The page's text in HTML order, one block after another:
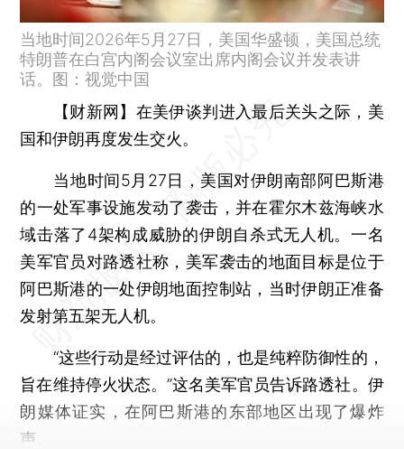
当地时间2026年5月27日，美国华盛顿，美国总统
特朗普在白宫内阁会议室出席内阁会议并发表讲
话。图：视觉中国
【财新网】 在美伊谈判进入最后关头之际，美
国和伊朗再度发生交火。
当地时间5月27日，美国对伊朗南部阿巴斯港
的一处军事设施发动了袭击，并在霍尔木兹海峡水
域击落了4架构成威胁的伊朗自杀式无人机。一名
美军官员对路透社称，美军袭击的地面目标是位于
阿巴斯港的一处伊朗地面控制站，当时伊朗正准备
发射第五架无人机。
“这些行动是经过评估的，也是纯粹防御性的，
旨在维持停火状态。”这名美军官员告诉路透社。伊
朗媒体证实，在阿巴斯港的东部地区出现了爆炸
声。